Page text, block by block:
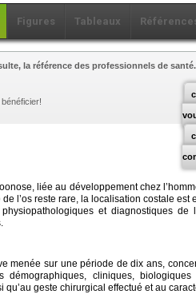
Figures Tableaux
la référence des professionnels de santé.
liée au développement chez
de l’os reste rare, la localisation costale
et diagnostiques de
menée sur une période de dix ans,
démographiques, cliniques,
geste chirurgical effectué et au